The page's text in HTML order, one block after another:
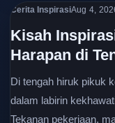
Cerita InspirasiAug 4,
Kisah
Harapan di
Di tengah hiruk pikuk
dalam labirin
Tekanan pekerjaan,